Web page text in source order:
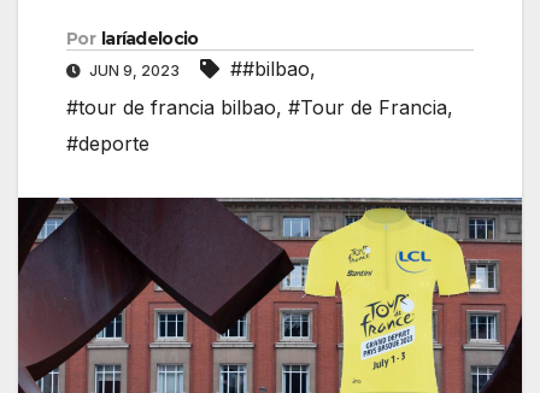
Por laríadelocio
JUN 9, 2023 ##bilbao,
#tour de francia bilbao, #Tour de Francia,
#deporte